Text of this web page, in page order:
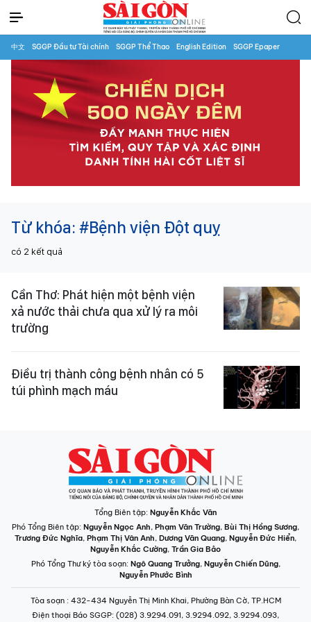
中文 SGGP Đầu tư Tài chính SGGP Thể Thao English Edition SGGP Epaper
Từ khóa: #Bệnh viện Đột quỵ
có 2 kết quả
Cần Thơ: Phát hiện một bệnh viện
xả nước thải chưa qua xử lý ra môi
trường
Điều trị thành công bệnh nhân có 5
túi phình mạch máu
Tổng Biên tập: Nguyễn Khắc Văn
Phó Tổng Biên tập: Nguyễn Ngọc Anh, Phạm Văn Trường, Bùi Thị Hồng Sương,
Trương Đức Nghĩa, Phạm Thị Vân Anh, Dương Văn Quang, Nguyễn Đức Hiển,
Nguyễn Khắc Cường, Trần Gia Bảo
Phó Tổng Thư ký tòa soạn: Ngô Quang Trưởng, Nguyễn Chiến Dũng,
Nguyễn Phước Bình
Tòa soạn : 432-434 Nguyễn Thị Minh Khai, Phường Bàn Cờ, TP.HCM
Điện thoại Báo SGGP: (028) 3.9294.091, 3.9294.092, 3.9294.093,